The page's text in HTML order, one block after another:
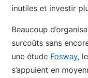
inutiles et investir
Beaucoup
surcoûts sans
une étude Fosway,
s’appuient en